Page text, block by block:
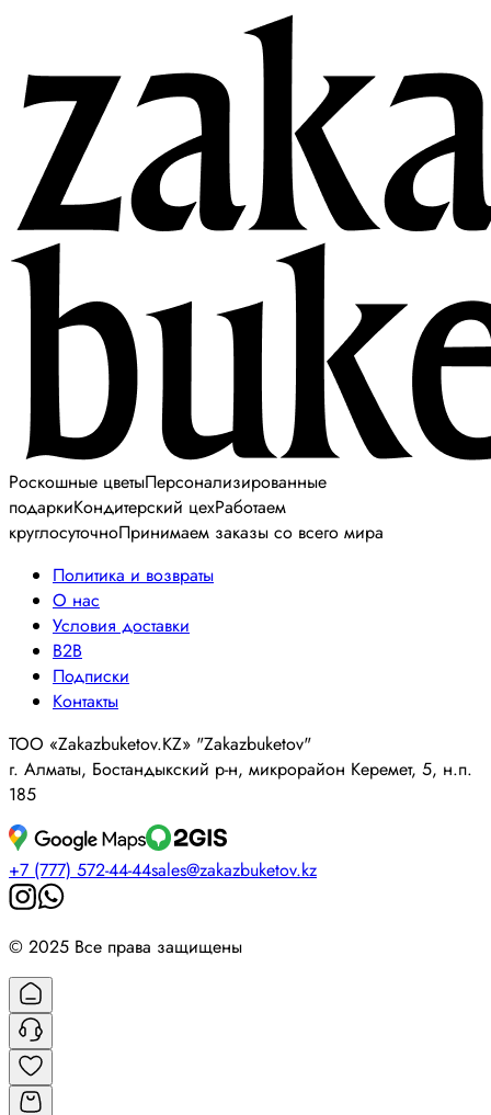
Роскошные цветыПерсонализированные
подаркиКондитерский цехРаботаем
круглосуточноПринимаем заказы со всего мира
Политика и возвраты
О нас
Условия доставки
B2B
Подписки
Контакты
ТОО «Zakazbuketov.KZ» "Zakazbuketov"
г. Алматы, Бостандыкский р-н, микрорайон Керемет, 5, н.п.
185
+7 (777) 572-44-44sales@zakazbuketov.kz
© 2025 Все права защищены